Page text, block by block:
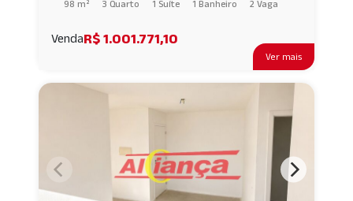
Ver mais
98 m² 3 Quarto 1 Suíte 1 Banheiro 2 Vaga
VendaR$ 1.001.771,10